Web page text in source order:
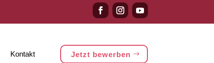
Kontakt Jetzt bewerben